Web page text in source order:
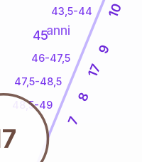
43,5-44
46-47,5
47,5-48,5
48,5-49
10
9
17
8
7
45anni